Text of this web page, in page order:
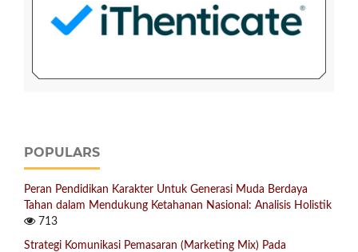
POPULARS
Peran Pendidikan Karakter Untuk Generasi Muda Berdaya
Tahan dalam Mendukung Ketahanan Nasional: Analisis Holistik
713
Strategi Komunikasi Pemasaran (Marketing Mix) Pada